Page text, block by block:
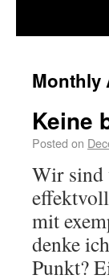
Monthly
Keine
Posted on
Wir
mit
denke
Punkt?